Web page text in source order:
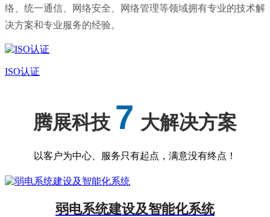
络、统一通信、网络安全、网络管理等领域拥有专业的技术解
决方案和专业服务的经验。
ISO认证
腾展科技 7 大解决方案
以客户为中心、服务只有起点，满意没有终点！
弱电系统建设及智能化系统